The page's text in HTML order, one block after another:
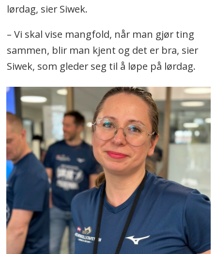
lørdag, sier Siwek.
– Vi skal vise mangfold, når man gjør ting
sammen, blir man kjent og det er bra, sier
Siwek, som gleder seg til å løpe på lørdag.